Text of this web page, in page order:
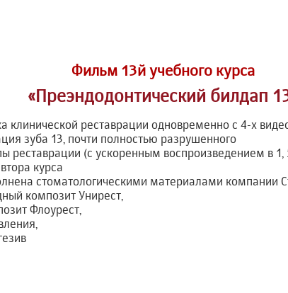
Фильм 13й учебного курса
«Преэндодонтический билдап
клинической реставрации одновременно с 4-х
зуба 13, почти полностью разрушенного
реставрации (с ускоренным воспроизведением в
курса
стоматологическими материалами компании
композит Унирест,
Флоурест,